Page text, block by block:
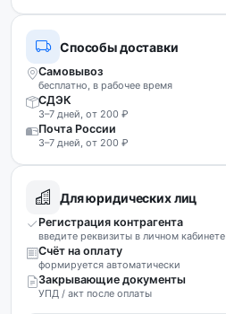
Способы доставки
Самовывоз
бесплатно, в рабочее время
СДЭК
3–7 дней, от 200 ₽
Почта России
3–7 дней, от 200 ₽
Для юридических лиц
Регистрация контрагента
введите реквизиты в личном кабинете
Счёт на оплату
формируется автоматически
Закрывающие документы
УПД / акт после оплаты